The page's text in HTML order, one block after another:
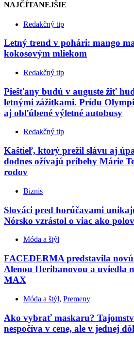
NAJČÍTANEJŠIE
Redakčný tip
Letný trend v pohári: mango
kokosovým mliekom
Redakčný tip
Piešťany budú v auguste žiť
letnými zážitkami. Prídu
aj obľúbené výletné autobusy
Redakčný tip
Kaštieľ, ktorý prežil slávu aj
dodnes ožívajú príbehy Márie
rodov
Biznis
Slováci pred horúčavami
Nórsko vzrástol o viac ako
Móda a štýl
FACEDERMA predstavila
Alenou Heribanovou a uviedla
MAX
Móda a štýl, Premeny
Ako vybrať maskaru?
nespočíva v cene, ale v jednej